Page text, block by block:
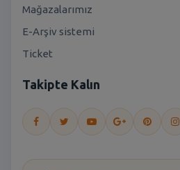
Mağazalarımız
E-Arşiv sistemi
Ticket
Takipte Kalın